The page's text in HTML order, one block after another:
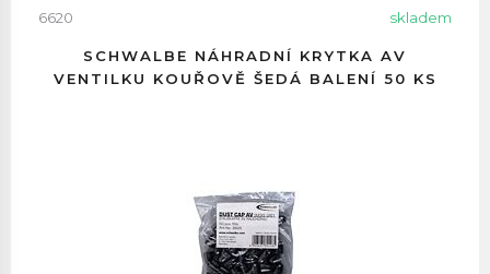
6620 skladem
SCHWALBE NÁHRADNÍ KRYTKA AV
VENTILKU KOUŘOVĚ ŠEDÁ BALENÍ 50 KS